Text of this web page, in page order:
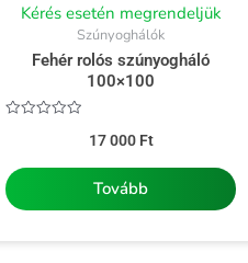
Kérés esetén megrendeljük
Szúnyoghálók
Fehér rolós szúnyogháló
100×100
17 000 Ft
Tovább